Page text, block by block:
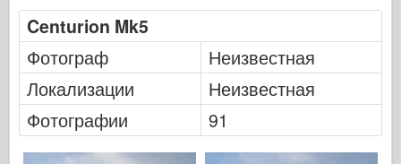
Тамия
Tristar
Трубач
Звезда
Альбомы-Фотографии
Прогулка вокруг
Centurion Mk5
Фотограф
Неизвестная
Локализации
Неизвестная
Фотографии
91